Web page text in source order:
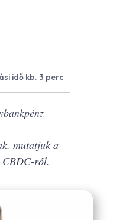
idő kb. 3 perc
mutatjuk a
CBDC-ről.